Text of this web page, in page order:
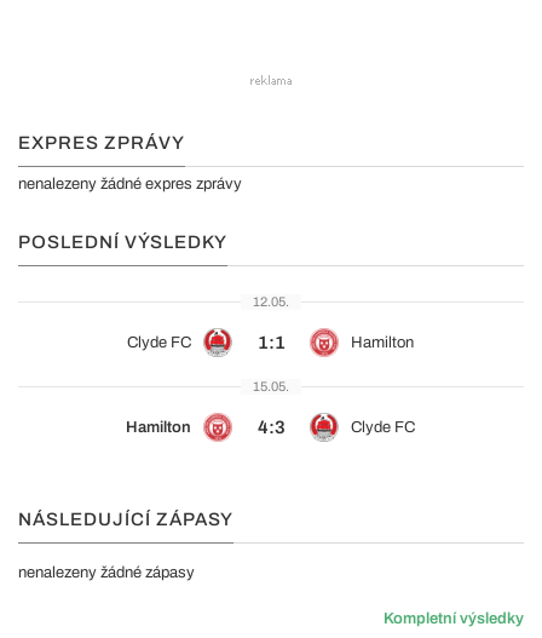
EXPRES ZPRÁVY
nenalezeny žádné expres zprávy
POSLEDNÍ VÝSLEDKY
12.05.
Clyde FC 1:1 Hamilton
15.05.
Hamilton 4:3 Clyde FC
NÁSLEDUJÍCÍ ZÁPASY
nenalezeny žádné zápasy
Kompletní výsledky